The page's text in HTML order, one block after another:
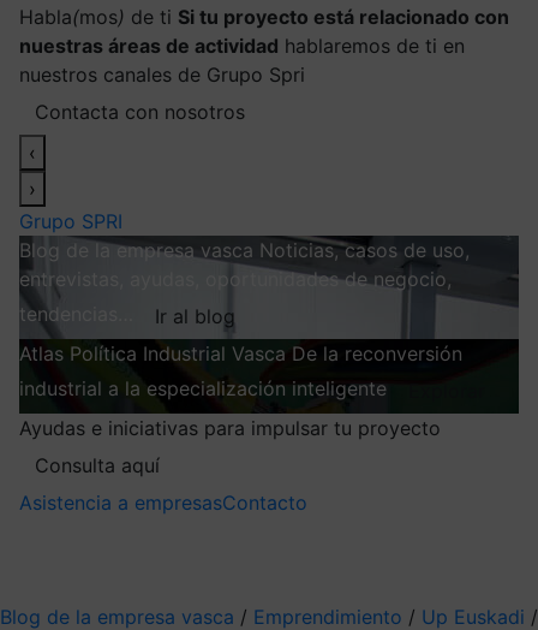
Habla(mos) de ti Si tu proyecto está relacionado con
nuestras áreas de actividad hablaremos de ti en
nuestros canales de Grupo Spri
Contacta con nosotros
‹
›
Grupo SPRI
Blog de la empresa vasca Noticias, casos de uso,
entrevistas, ayudas, oportunidades de negocio,
tendencias…
Ir al blog
Atlas Política Industrial Vasca De la reconversión
industrial a la especialización inteligente
Ayudas e iniciativas para impulsar tu proyecto
Consulta aquí
Asistencia a empresasContacto
Blog de la empresa vasca / Emprendimiento / Up Euskadi /